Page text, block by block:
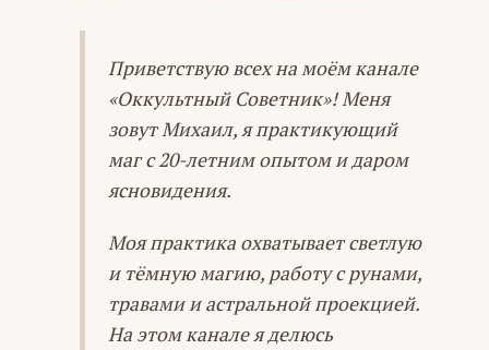
Приветствую всех на моём канале
«Оккультный Советник»! Меня
зовут Михаил, я практикующий
маг с 20-летним опытом и даром
ясновидения.
Моя практика охватывает светлую
и тёмную магию, работу с рунами,
травами и астральной проекцией.
На этом канале я делюсь